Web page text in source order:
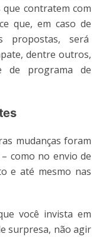
contratem com
que, em caso de
propostas, será
dentre outros,
de programa de
mudanças foram
como no envio de
e até mesmo nas
você invista em
surpresa, não agir